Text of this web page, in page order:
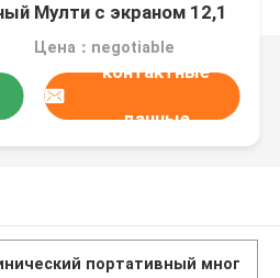
Мулти с экраном 12,1
Цена：negotiable
контактные
данные
портативный мног